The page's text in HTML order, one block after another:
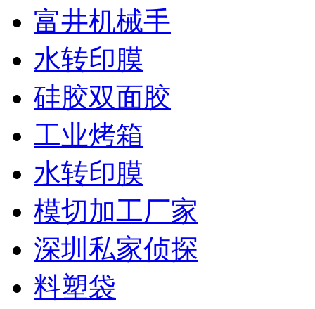
富井机械手
水转印膜
硅胶双面胶
工业烤箱
水转印膜
模切加工厂家
深圳私家侦探
料塑袋